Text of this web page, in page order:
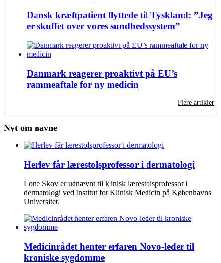
Dansk kræftpatient flyttede til Tyskland: ”Jeg
er skuffet over vores sundhedssystem”
Danmark reagerer proaktivt på EU’s
rammeaftale for ny medicin
Flere artikler
Nyt om navne
Herlev får lærestolsprofessor i dermatologi
Lone Skov er udnævnt til klinisk lærestolsprofessor i
dermatologi ved Institut for Klinisk Medicin på Københavns
Universitet.
Medicinrådet henter erfaren Novo-leder til
kroniske sygdomme